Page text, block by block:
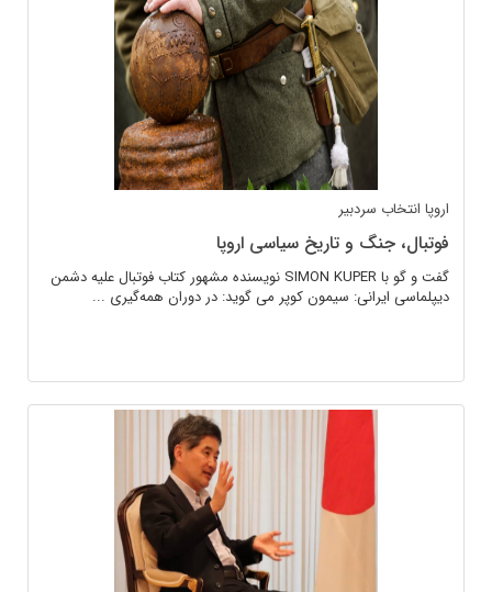
اروپا انتخاب سردبیر
فوتبال، جنگ و تاریخ سیاسی اروپا
گفت و گو با SIMON KUPER نویسنده مشهور کتاب فوتبال علیه دشمن
دیپلماسی ایرانی: سیمون کوپر می گوید: در دوران همه‌گیری ...